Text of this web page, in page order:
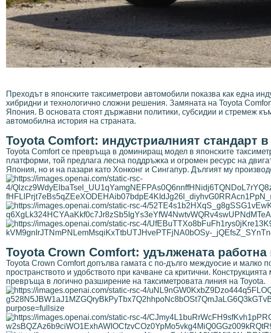
Преходът в японските таксиметрови автомобили показва как една
хибридни и технологично сложни решения. Замяната на Toyota
Япония. В основата стоят държавни политики, субсидии и стремеж
автомобилна история на страната.
Toyota Comfort: индустриалният стандарт в
Toyota Comfort се превръща в доминиращ модел в японските
платформи, той предлага лесна поддръжка и огромен ресурс на
Япония, но и на пазари като Хонконг и Сингапур. Дългият му
Toyota Crown Comfort: удължената работна
Toyota Crown Comfort допълва гамата с по-дълго междуосие и малко
пространството и удобството при качване са критични.
превръща в логично разширение на таксиметровата линия на Toyota.